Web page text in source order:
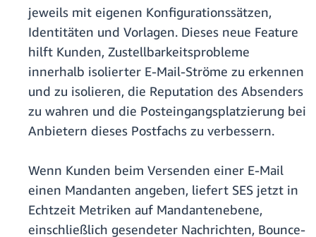
jeweils mit eigenen Konfigurationssätzen,
Identitäten und Vorlagen. Dieses neue Feature
hilft Kunden, Zustellbarkeitsprobleme
innerhalb isolierter E-Mail-Ströme zu erkennen
und zu isolieren, die Reputation des Absenders
zu wahren und die Posteingangsplatzierung bei
Anbietern dieses Postfachs zu verbessern.
Wenn Kunden beim Versenden einer E-Mail
einen Mandanten angeben, liefert SES jetzt in
Echtzeit Metriken auf Mandantenebene,
einschließlich gesendeter Nachrichten, Bounce-